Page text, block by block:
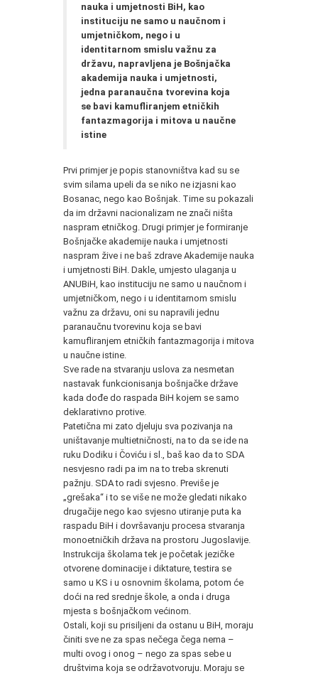
nauka i umjetnosti BiH, kao
instituciju ne samo u naučnom i
umjetničkom, nego i u
identitarnom smislu važnu za
državu, napravljena je Bošnjačka
akademija nauka i umjetnosti,
jedna paranaučna tvorevina koja
se bavi kamufliranjem etničkih
fantazmagorija i mitova u naučne
istine
Prvi primjer je popis stanovništva kad su se
svim silama upeli da se niko ne izjasni kao
Bosanac, nego kao Bošnjak. Time su pokazali
da im državni nacionalizam ne znači ništa
naspram etničkog. Drugi primjer je formiranje
Bošnjačke akademije nauka i umjetnosti
naspram žive i ne baš zdrave Akademije nauka
i umjetnosti BiH. Dakle, umjesto ulaganja u
ANUBiH, kao instituciju ne samo u naučnom i
umjetničkom, nego i u identitarnom smislu
važnu za državu, oni su napravili jednu
paranaučnu tvorevinu koja se bavi
kamufliranjem etničkih fantazmagorija i mitova
u naučne istine.
Sve rade na stvaranju uslova za nesmetan
nastavak funkcionisanja bošnjačke države
kada dođe do raspada BiH kojem se samo
deklarativno protive.
Patetična mi zato djeluju sva pozivanja na
uništavanje multietničnosti, na to da se ide na
ruku Dodiku i Čoviću i sl., baš kao da to SDA
nesvjesno radi pa im na to treba skrenuti
pažnju. SDA to radi svjesno. Previše je
„grešaka“ i to se više ne može gledati nikako
drugačije nego kao svjesno utiranje puta ka
raspadu BiH i dovršavanju procesa stvaranja
monoetničkih država na prostoru Jugoslavije.
Instrukcija školama tek je početak jezičke
otvorene dominacije i diktature, testira se
samo u KS i u osnovnim školama, potom će
doći na red srednje škole, a onda i druga
mjesta s bošnjačkom većinom.
Ostali, koji su prisiljeni da ostanu u BiH, moraju
činiti sve ne za spas nečega čega nema –
multi ovog i onog – nego za spas sebe u
društvima koja se održavotvoruju. Moraju se